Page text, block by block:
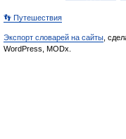
👣 Путешествия
Экспорт словарей на сайты ,
WordPress, MODx.